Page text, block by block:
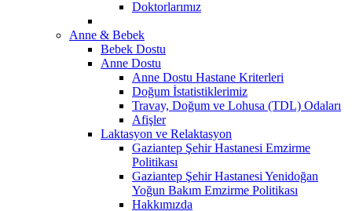
Doktorlarımız
Anne & Bebek
Bebek Dostu
Anne Dostu
Anne Dostu Hastane Kriterleri
Doğum İstatistiklerimiz
Travay, Doğum ve Lohusa (TDL) Odaları
Afişler
Laktasyon ve Relaktasyon
Gaziantep Şehir Hastanesi Emzirme
Politikası
Gaziantep Şehir Hastanesi Yenidoğan
Yoğun Bakım Emzirme Politikası
Hakkımızda